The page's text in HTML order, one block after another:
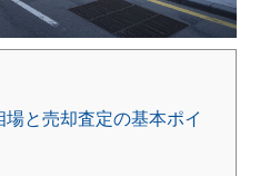
場と売却査定の基本ポイ